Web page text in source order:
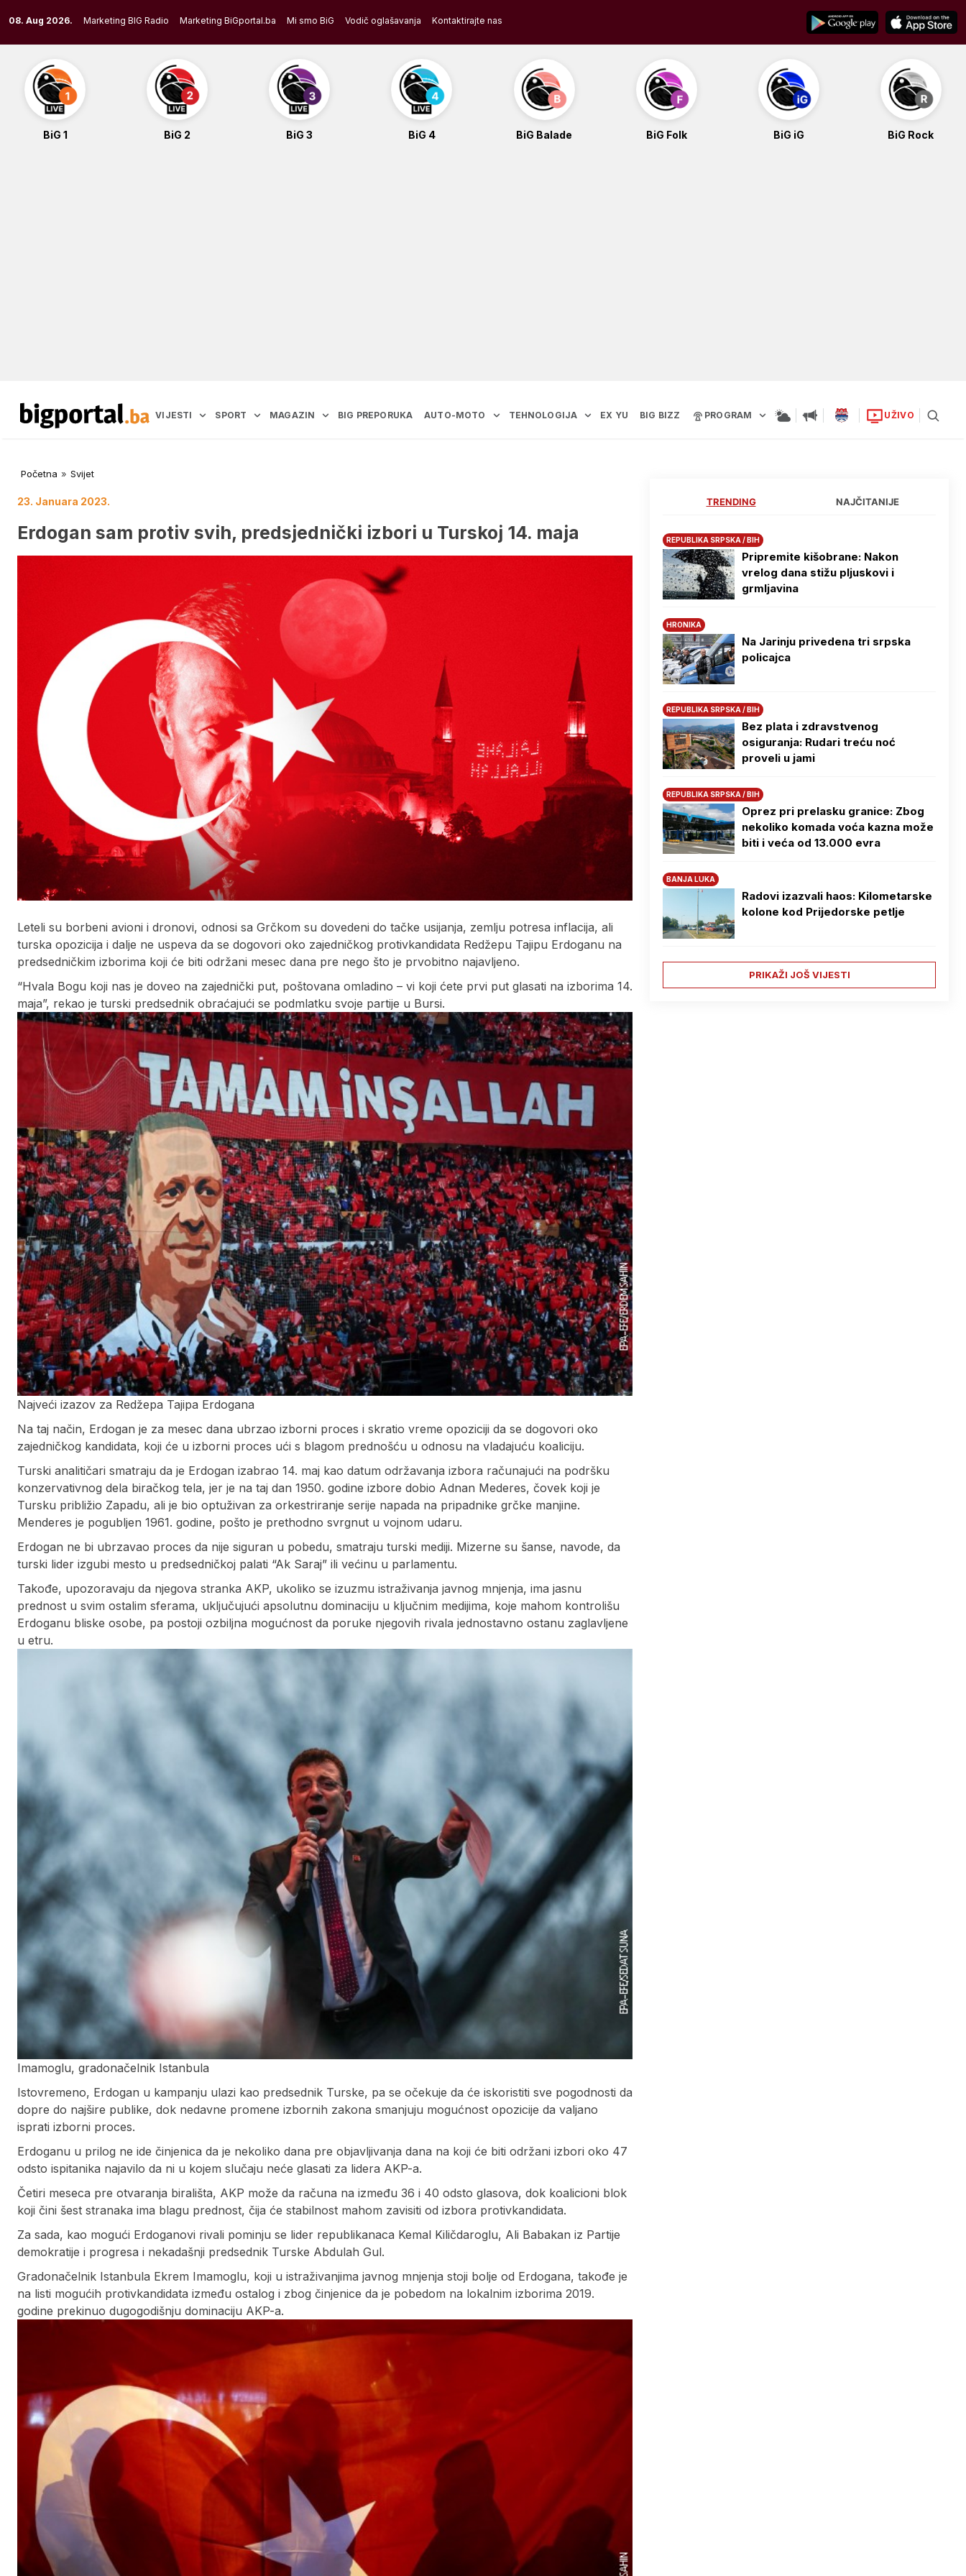
to
content
08. Aug 2026. Marketing BIG Radio Marketing BiGportal.ba Mi smo BiG Vodič oglašavanja Kontaktirajte nas
BiG 1 BiG 2 BiG 3 BiG 4 BiG Balade BiG Folk BiG iG BiG Rock
VIJESTI SPORT MAGAZIN BIG PREPORUKA AUTO-MOTO TEHNOLOGIJA EX YU BIG BIZZ PROGRAM UŽIVO
Početna » Svijet
23. Januara 2023.
Erdogan sam protiv svih, predsjednički izbori u Turskoj 14. maja
Leteli su borbeni avioni i dronovi, odnosi sa Grčkom su dovedeni do tačke usijanja, zemlju potresa inflacija, ali
turska opozicija i dalje ne uspeva da se dogovori oko zajedničkog protivkandidata Redžepu Tajipu Erdoganu na
predsedničkim izborima koji će biti održani mesec dana pre nego što je prvobitno najavljeno.
“Hvala Bogu koji nas je doveo na zajednički put, poštovana omladino – vi koji ćete prvi put glasati na izborima 14.
maja”, rekao je turski predsednik obraćajući se podmlatku svoje partije u Bursi.
Najveći izazov za Redžepa Tajipa Erdogana
Na taj način, Erdogan je za mesec dana ubrzao izborni proces i skratio vreme opoziciji da se dogovori oko
zajedničkog kandidata, koji će u izborni proces ući s blagom prednošću u odnosu na vladajuću koaliciju.
Turski analitičari smatraju da je Erdogan izabrao 14. maj kao datum održavanja izbora računajući na podršku
konzervativnog dela biračkog tela, jer je na taj dan 1950. godine izbore dobio Adnan Mederes, čovek koji je
Tursku približio Zapadu, ali je bio optuživan za orkestriranje serije napada na pripadnike grčke manjine.
Menderes je pogubljen 1961. godine, pošto je prethodno svrgnut u vojnom udaru.
Erdogan ne bi ubrzavao proces da nije siguran u pobedu, smatraju turski mediji. Mizerne su šanse, navode, da
turski lider izgubi mesto u predsedničkoj palati “Ak Saraj” ili većinu u parlamentu.
Takođe, upozoravaju da njegova stranka AKP, ukoliko se izuzmu istraživanja javnog mnjenja, ima jasnu
prednost u svim ostalim sferama, uključujući apsolutnu dominaciju u ključnim medijima, koje mahom kontrolišu
Erdoganu bliske osobe, pa postoji ozbiljna mogućnost da poruke njegovih rivala jednostavno ostanu zaglavljene
u etru.
Imamoglu, gradonačelnik Istanbula
Istovremeno, Erdogan u kampanju ulazi kao predsednik Turske, pa se očekuje da će iskoristiti sve pogodnosti da
dopre do najšire publike, dok nedavne promene izbornih zakona smanjuju mogućnost opozicije da valjano
isprati izborni proces.
Erdoganu u prilog ne ide činjenica da je nekoliko dana pre objavljivanja dana na koji će biti održani izbori oko 47
odsto ispitanika najavilo da ni u kojem slučaju neće glasati za lidera AKP-a.
Četiri meseca pre otvaranja birališta, AKP može da računa na između 36 i 40 odsto glasova, dok koalicioni blok
koji čini šest stranaka ima blagu prednost, čija će stabilnost mahom zavisiti od izbora protivkandidata.
Za sada, kao mogući Erdoganovi rivali pominju se lider republikanaca Kemal Kiličdaroglu, Ali Babakan iz Partije
demokratije i progresa i nekadašnji predsednik Turske Abdulah Gul.
Gradonačelnik Istanbula Ekrem Imamoglu, koji u istraživanjima javnog mnjenja stoji bolje od Erdogana, takođe je
na listi mogućih protivkandidata između ostalog i zbog činjenice da je pobedom na lokalnim izborima 2019.
godine prekinuo dugogodišnju dominaciju AKP-a.
TRENDING NAJČITANIJE
REPUBLIKA SRPSKA / BIH
Pripremite kišobrane: Nakon
vrelog dana stižu pljuskovi i
grmljavina
HRONIKA
Na Јarinju privedena tri srpska
policajca
REPUBLIKA SRPSKA / BIH
Bez plata i zdravstvenog
osiguranja: Rudari treću noć
proveli u jami
REPUBLIKA SRPSKA / BIH
Oprez pri prelasku granice: Zbog
nekoliko komada voća kazna može
biti i veća od 13.000 evra
BANJA LUKA
Radovi izazvali haos: Kilometarske
kolone kod Prijedorske petlje
PRIKAŽI JOŠ VIJESTI